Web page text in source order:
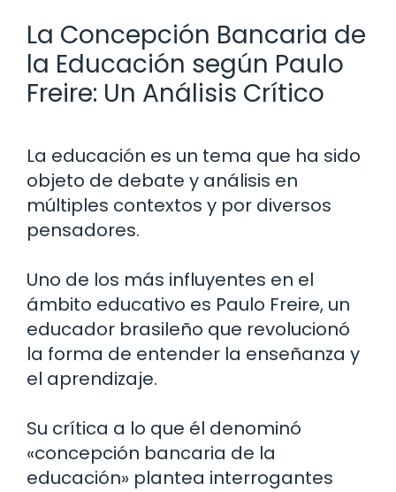
La Concepción Bancaria de
la Educación según Paulo
Freire: Un Análisis Crítico
La educación es un tema que ha sido
objeto de debate y análisis en
múltiples contextos y por diversos
pensadores.
Uno de los más influyentes en el
ámbito educativo es Paulo Freire, un
educador brasileño que revolucionó
la forma de entender la enseñanza y
el aprendizaje.
Su crítica a lo que él denominó
«concepción bancaria de la
educación» plantea interrogantes